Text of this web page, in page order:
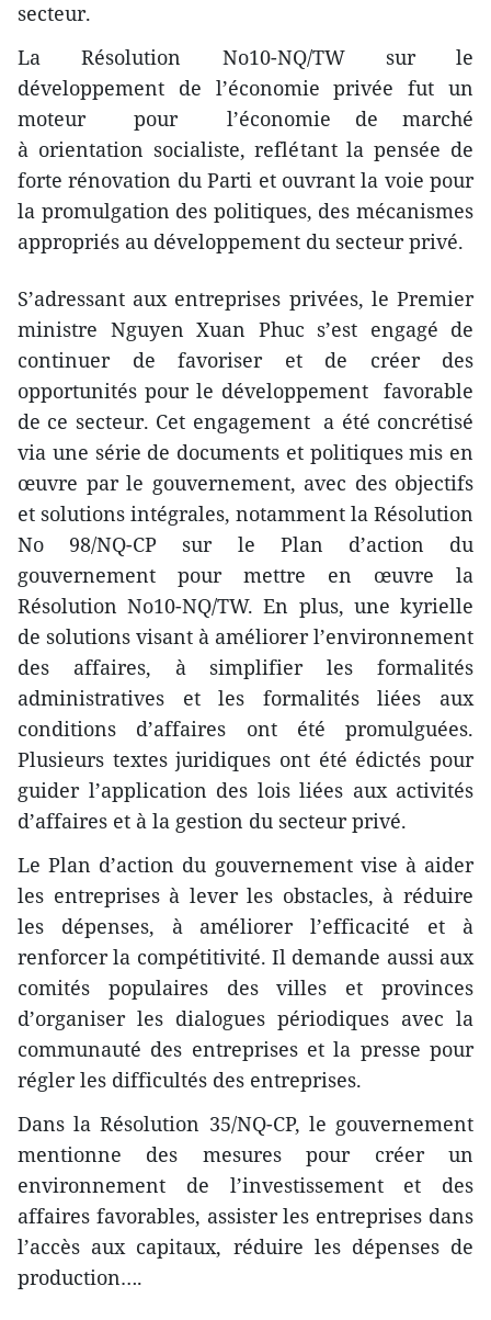
secteur.
La Résolution No10-NQ/TW sur le
développement de l’économie privée fut un
moteur pour l’économie de marché
à orientation socialiste, reflétant la pensée de
forte rénovation du Parti et ouvrant la voie pour
la promulgation des politiques, des mécanismes
appropriés au développement du secteur privé.
S’adressant aux entreprises privées, le Premier
ministre Nguyen Xuan Phuc s’est engagé de
continuer de favoriser et de créer des
opportunités pour le développement favorable
de ce secteur. Cet engagement a été concrétisé
via une série de documents et politiques mis en
œuvre par le gouvernement, avec des objectifs
et solutions intégrales, notamment la Résolution
No 98/NQ-CP sur le Plan d’action du
gouvernement pour mettre en œuvre la
Résolution No10-NQ/TW. En plus, une kyrielle
de solutions visant à améliorer l’environnement
des affaires, à simplifier les formalités
administratives et les formalités liées aux
conditions d’affaires ont été promulguées.
Plusieurs textes juridiques ont été édictés pour
guider l’application des lois liées aux activités
d’affaires et à la gestion du secteur privé.
Le Plan d’action du gouvernement vise à aider
les entreprises à lever les obstacles, à réduire
les dépenses, à améliorer l’efficacité et à
renforcer la compétitivité. Il demande aussi aux
comités populaires des villes et provinces
d’organiser les dialogues périodiques avec la
communauté des entreprises et la presse pour
régler les difficultés des entreprises.
Dans la Résolution 35/NQ-CP, le gouvernement
mentionne des mesures pour créer un
environnement de l’investissement et des
affaires favorables, assister les entreprises dans
l’accès aux capitaux, réduire les dépenses de
production….